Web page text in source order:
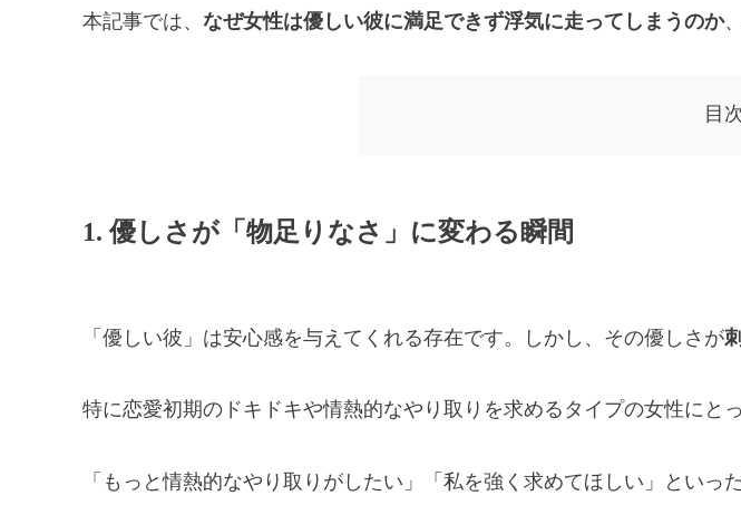
本記事では、 なぜ女性は優しい彼に満足できず浮気に走ってしまうのか
目次
1. 優しさが「物足りなさ」に変わる瞬間
「優しい彼」は安心感を与えてくれる存在です。しかし、その優しさが
特に恋愛初期のドキドキや情熱的なやり取りを求めるタイプの女性にとっ
「もっと情熱的なやり取りがしたい」「私を強く求めてほしい」といっ